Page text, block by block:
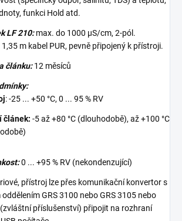
funkci Hold atd.
LF 210:max. do 1000 μS/cm, 2-pól.
m kabel PUR, pevně připojený k přístroji.
článku:12 měsíců
: -25 ... +50 °C, 0 ... 95 % RV
článek: -5 až +80 °C (dlouhodobě), až +100 °C
0 ... +95 % RV (nekondenzující)
přístroj lze přes komunikační konvertor s
GRS 3100 nebo GRS 3105 nebo
(zvláštní příslušenství) připojit na rozhraní